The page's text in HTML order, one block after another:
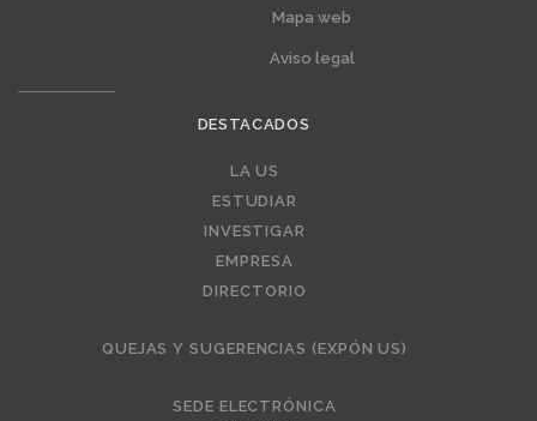
Mapa web
Aviso legal
DESTACADOS
LA US
ESTUDIAR
INVESTIGAR
EMPRESA
DIRECTORIO
QUEJAS Y SUGERENCIAS (EXPÓN US)
SEDE ELECTRÓNICA